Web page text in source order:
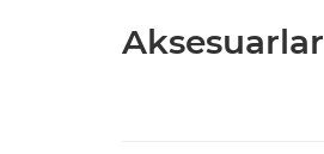
Aksesuarlar